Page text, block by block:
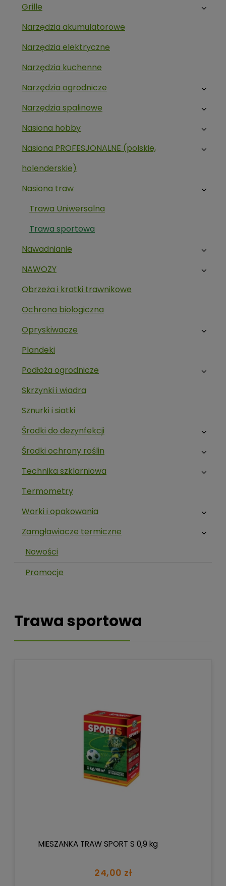
Grille
Narzędzia akumulatorowe
Narzędzia elektryczne
Narzędzia kuchenne
Narzędzia ogrodnicze
Narzędzia spalinowe
Nasiona hobby
Nasiona PROFESJONALNE (polskie,
holenderskie)
Nasiona traw
Trawa Uniwersalna
Trawa sportowa
Nawadnianie
NAWOZY
Obrzeża i kratki trawnikowe
Ochrona biologiczna
Opryskiwacze
Plandeki
Podłoża ogrodnicze
Skrzynki i wiadra
Sznurki i siatki
Środki do dezynfekcji
Środki ochrony roślin
Technika szklarniowa
Termometry
Worki i opakowania
Zamgławiacze termiczne
Nowości
Promocje
Trawa sportowa
MIESZANKA TRAW SPORT S 0,9 kg
24,00 zł